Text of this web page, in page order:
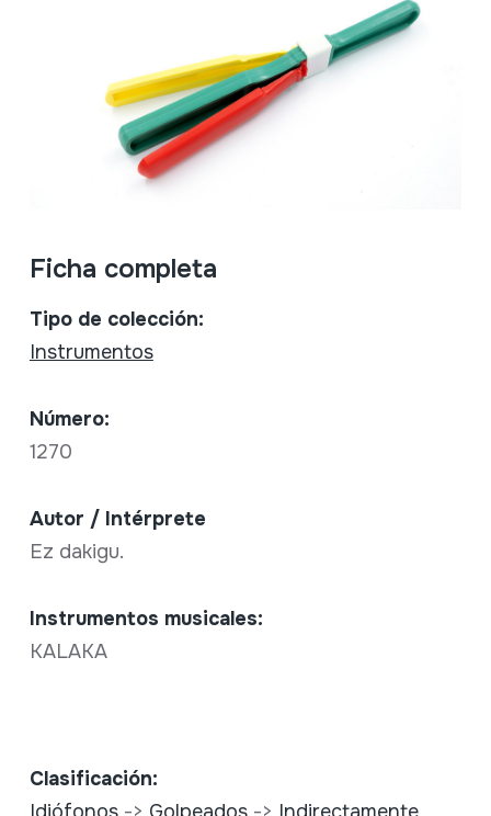
Ficha completa
Tipo de colección:
Instrumentos
Número:
1270
Autor / Intérprete
Ez dakigu.
Instrumentos musicales:
KALAKA
Clasificación: